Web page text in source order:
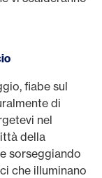
fiabe sul
di
nel
della
sorseggiando
che illuminano